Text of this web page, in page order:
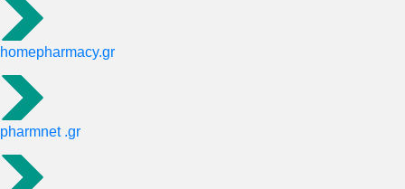
homepharmacy.gr
pharmnet .gr